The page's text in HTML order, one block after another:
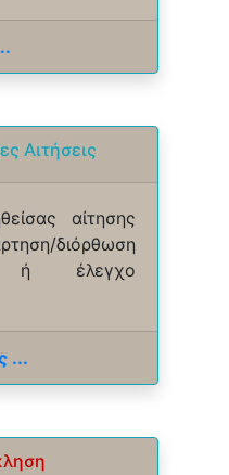
Αιτήσεις
αίτησης
διόρθωση
ή έλεγχο
...